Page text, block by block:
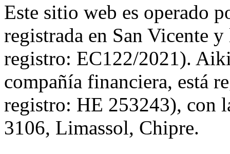
Este sitio web es operado
registrada en San Vicente
registro: EC122/2021).
compañía financiera, está
registro: HE 253243), con
3106, Limassol, Chipre.